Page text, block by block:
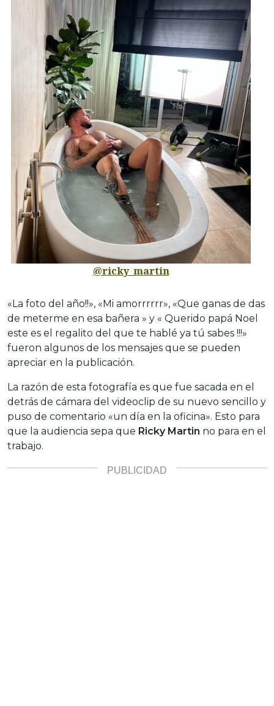
@ricky_martin
«La foto del año!!», «Mi amorrrrrr», «Que ganas de das
de meterme en esa bañera » y « Querido papá Noel
este es el regalito del que te hablé ya tú sabes !!!»
fueron algunos de los mensajes que se pueden
apreciar en la publicación.
La razón de esta fotografía es que fue sacada en el
detrás de cámara del videoclip de su nuevo sencillo y
puso de comentario «un día en la oficina». Esto para
que la audiencia sepa que Ricky Martin no para en el
trabajo.